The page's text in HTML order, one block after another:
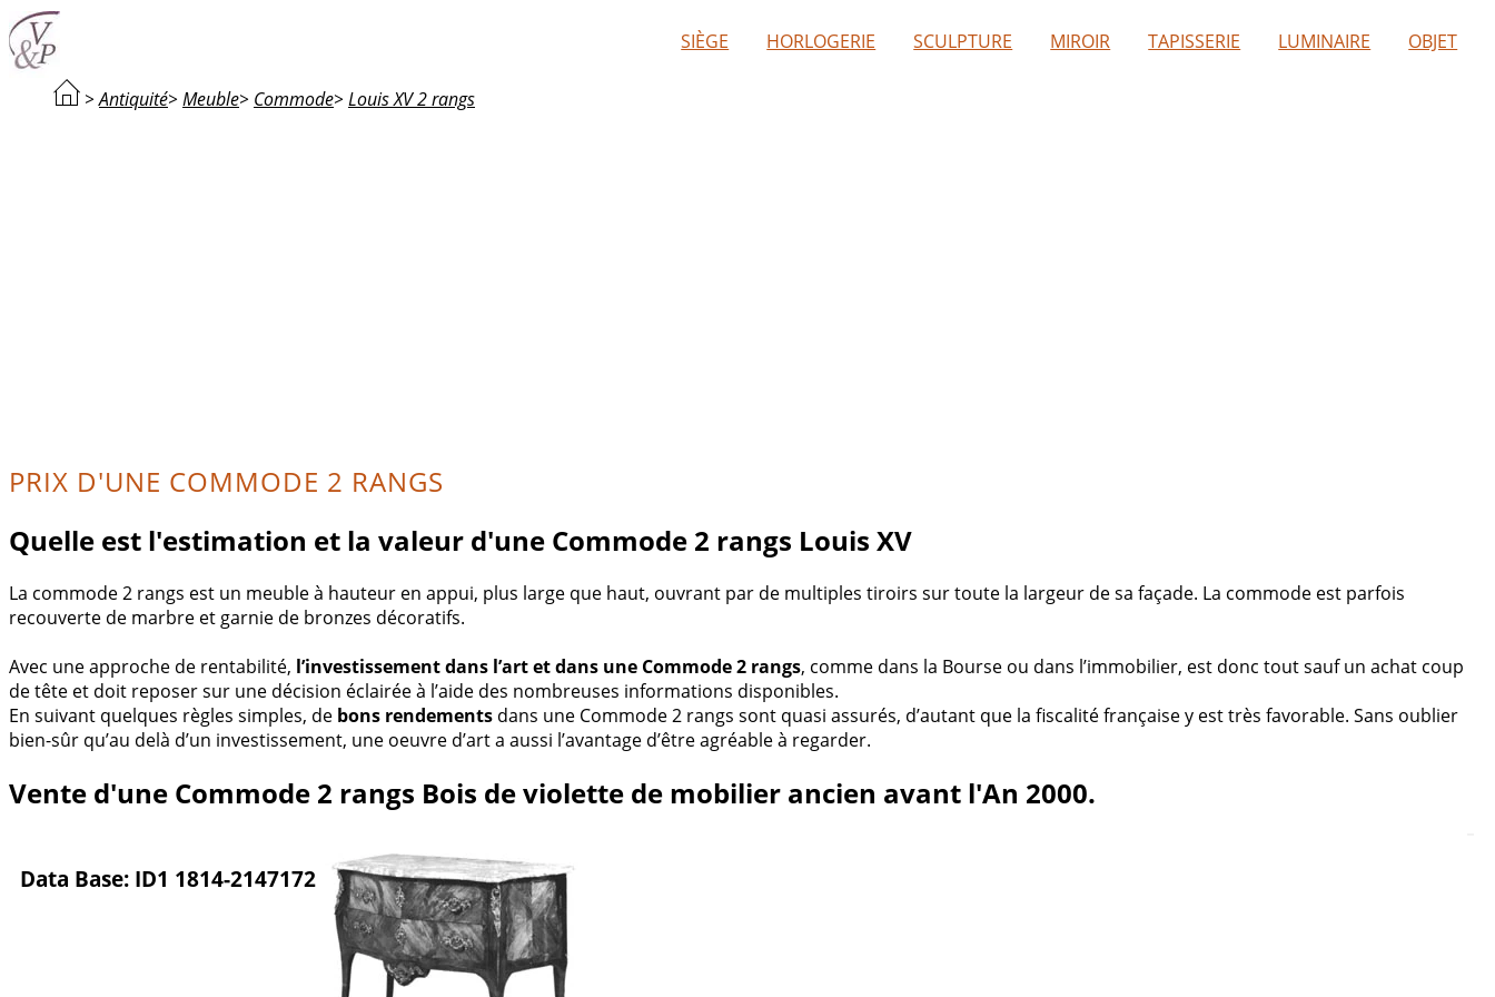
SIÈGE HORLOGERIE SCULPTURE MIROIR TAPISSERIE LUMINAIRE OBJET
>Antiquité> Meuble> Commode> Louis XV 2 rangs
PRIX D'UNE COMMODE 2 RANGS
Quelle est l'estimation et la valeur d'une Commode 2 rangs Louis XV
La commode 2 rangs est un meuble à hauteur en appui, plus large que haut, ouvrant par de multiples tiroirs sur toute la largeur de sa façade. La commode est parfois
recouverte de marbre et garnie de bronzes décoratifs.
Avec une approche de rentabilité, l’investissement dans l’art et dans une Commode 2 rangs, comme dans la Bourse ou dans l’immobilier, est donc tout sauf un achat coup
de tête et doit reposer sur une décision éclairée à l’aide des nombreuses informations disponibles.
En suivant quelques règles simples, de bons rendements dans une Commode 2 rangs sont quasi assurés, d’autant que la fiscalité française y est très favorable. Sans oublier
bien-sûr qu’au delà d’un investissement, une oeuvre d’art a aussi l’avantage d’être agréable à regarder.
Vente d'une Commode 2 rangs Bois de violette de mobilier ancien avant l'An 2000.
Data Base: ID1 1814-2147172